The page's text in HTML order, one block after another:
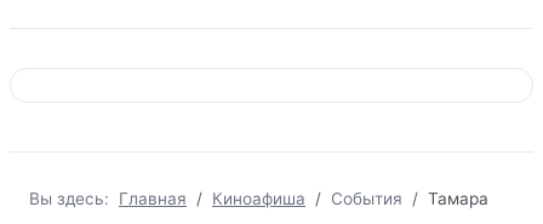
Вы здесь: Главная Киноафиша События Тамара